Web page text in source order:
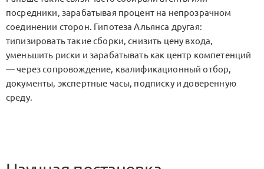
посредники, зарабатывая процент на непрозрачном
соединении сторон. Гипотеза Альянса другая:
типизировать такие сборки, снизить цену входа,
уменьшить риски и зарабатывать как центр компетенций
— через сопровождение, квалификационный отбор,
документы, экспертные часы, подписку и доверенную
среду.